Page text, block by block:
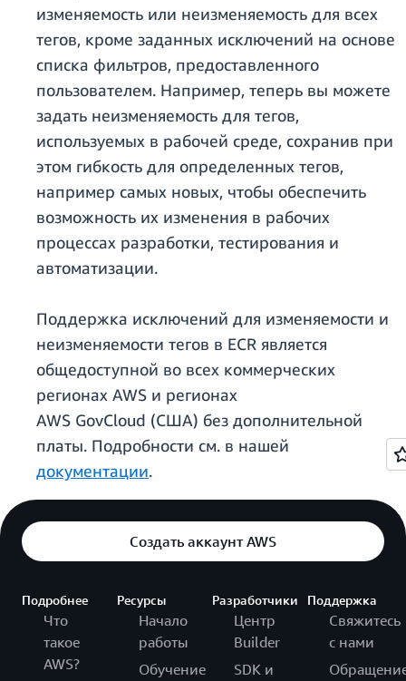
изменяемость или неизменяемость для всех
тегов, кроме заданных исключений на основе
списка фильтров, предоставленного
пользователем. Например, теперь вы можете
задать неизменяемость для тегов,
используемых в рабочей среде, сохранив при
этом гибкость для определенных тегов,
например самых новых, чтобы обеспечить
возможность их изменения в рабочих
процессах разработки, тестирования и
автоматизации.
Поддержка исключений для изменяемости и
неизменяемости тегов в ECR является
общедоступной во всех коммерческих
регионах AWS и регионах
AWS GovCloud (США) без дополнительной
платы. Подробности см. в нашей
документации.
Создать аккаунт AWS
Подробнее
Что
такое
AWS?
Ресурсы
Начало
работы
Обучение
Разработчики
Центр
Builder
SDK и
Поддержка
Свяжитесь
с нами